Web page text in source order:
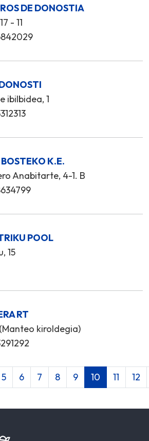
DE DONOSTIA
- 11
ibilbidea, 1
K.E.
Anabitarte, 4-1. B
POOL
15
RT
kiroldegia)
5 6 7 8 9 10 11 12